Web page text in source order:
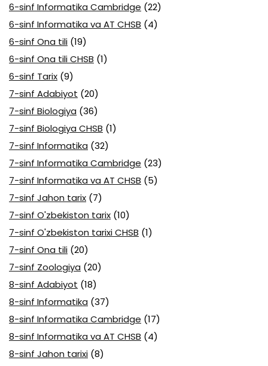
6-sinf Informatika Cambridge (22)
6-sinf Informatika va AT CHSB (4)
6-sinf Ona tili (19)
6-sinf Ona tili CHSB (1)
6-sinf Tarix (9)
7-sinf Adabiyot (20)
7-sinf Biologiya (36)
7-sinf Biologiya CHSB (1)
7-sinf Informatika (32)
7-sinf Informatika Cambridge (23)
7-sinf Informatika va AT CHSB (5)
7-sinf Jahon tarix (7)
7-sinf O'zbekiston tarix (10)
7-sinf O'zbekiston tarixi CHSB (1)
7-sinf Ona tili (20)
7-sinf Zoologiya (20)
8-sinf Adabiyot (18)
8-sinf Informatika (37)
8-sinf Informatika Cambridge (17)
8-sinf Informatika va AT CHSB (4)
8-sinf Jahon tarixi (8)